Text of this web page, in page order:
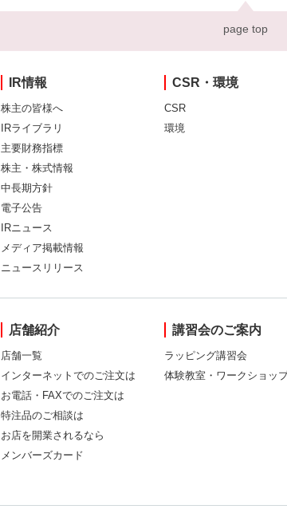
page top
IR情報
株主の皆様へ
IRライブラリ
主要財務指標
株主・株式情報
中長期方針
電子公告
IRニュース
メディア掲載情報
ニュースリリース
CSR・環境
CSR
環境
店舗紹介
店舗一覧
インターネットでのご注文は
お電話・FAXでのご注文は
特注品のご相談は
お店を開業されるなら
メンバーズカード
講習会のご案内
ラッピング講習会
体験教室・ワークショッ